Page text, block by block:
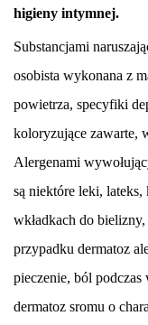
higieny intymnej.
Substancjami
osobista wykonana z
powietrza, specyfiki
koloryzujące zawarte,
Alergenami
są niektóre leki, lateks,
wkładkach do
przypadku dermatoz
pieczenie, ból podczas
dermatoz sromu o